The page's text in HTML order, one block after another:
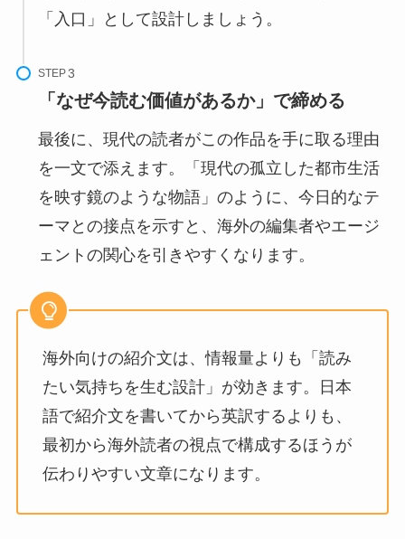
「入口」として設計しましょう。
STEP
「なぜ今読む価値があるか」で締める
最後に、現代の読者がこの作品を手に取る理由
を一文で添えます。「現代の孤立した都市生活
を映す鏡のような物語」のように、今日的なテ
ーマとの接点を示すと、海外の編集者やエージ
ェントの関心を引きやすくなります。
海外向けの紹介文は、情報量よりも「読み
たい気持ちを生む設計」が効きます。日本
語で紹介文を書いてから英訳するよりも、
最初から海外読者の視点で構成するほうが
伝わりやすい文章になります。